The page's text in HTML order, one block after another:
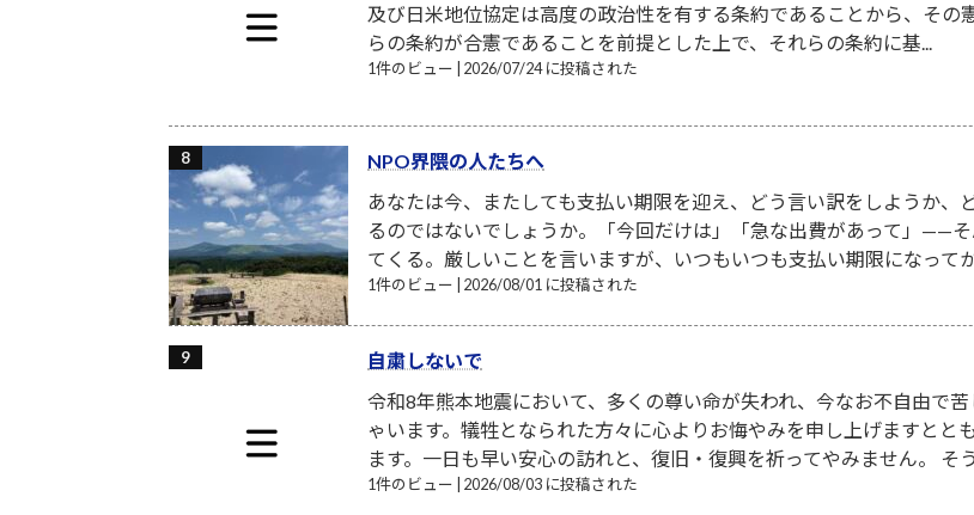
及び日米地位協定は高度の政治性を有する条約であることから、そ
らの条約が合憲であることを前提とした上で、それらの条約に基...
1件のビュー 2026/07/24 に投稿された
NPO界隈の人たちへ
あなたは今、またしても支払い期限を迎え、どう言い訳をしようか
るのではないでしょうか。「今回だけは」「急な出費があって」——
てくる。厳しいことを言いますが、いつもいつも支払い期限になってか
1件のビュー 2026/08/01 に投稿された
自粛しないで
令和8年熊本地震において、多くの尊い命が失われ、今なお不自由で
ゃいます。犠牲となられた方々に心よりお悔やみを申し上げますと
ます。一日も早い安心の訪れと、復旧・復興を祈ってやみません。 そう
1件のビュー 2026/08/03 に投稿された